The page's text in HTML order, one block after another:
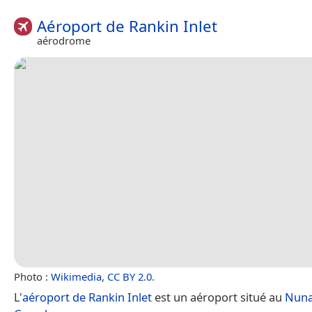
Aéroport de Rankin Inlet
aérodrome
Photo : Wikimedia, CC BY 2.0.
L'aéroport de Rankin Inlet est un aéroport situé au